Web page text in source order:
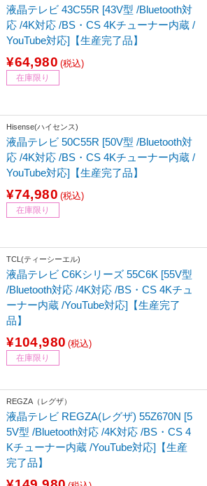
液晶テレビ 43C55R [43V型 /Bluetooth対
応 /4K対応 /BS・CS 4Kチューナー内蔵 /
YouTube対応]【生産完了品】
¥64,980 (税込)
在庫限り
Hisense(ハイセンス)
液晶テレビ 50C55R [50V型 /Bluetooth対
応 /4K対応 /BS・CS 4Kチューナー内蔵 /
YouTube対応]【生産完了品】
¥74,980 (税込)
在庫限り
TCL(ティーシーエル)
液晶テレビ C6Kシリーズ 55C6K [55V型
/Bluetooth対応 /4K対応 /BS・CS 4Kチュ
ーナー内蔵 /YouTube対応]【生産完了
品】
¥104,980 (税込)
在庫限り
REGZA（レグザ）
液晶テレビ REGZA(レグザ) 55Z670N [5
5V型 /Bluetooth対応 /4K対応 /BS・CS 4
Kチューナー内蔵 /YouTube対応]【生産
完了品】